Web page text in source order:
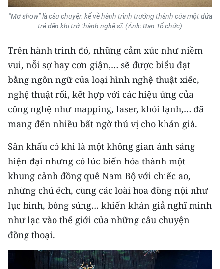
ĐỌC BÁO IN
ENGLISH
中文
FRANÇAIS
РУССКИЙ
ESPAÑOL
한국어
“Mơ show” là câu chuyện kể về hành trình trưởng thành của một đứa
trẻ đến khi trở thành nghệ sĩ. (Ảnh: Ban Tổ chức)
Trên hành trình đó, những cảm xúc như niềm
vui, nỗi sợ hay cơn giận,… sẽ được biểu đạt
bằng ngôn ngữ của loại hình nghệ thuật xiếc,
nghệ thuật rối, kết hợp với các hiệu ứng của
công nghệ như mapping, laser, khói lạnh,… đã
mang đến nhiều bất ngờ thú vị cho khán giả.
Sân khấu có khi là một không gian ánh sáng
hiện đại nhưng có lúc biến hóa thành một
khung cảnh đồng quê Nam Bộ với chiếc ao,
những chú ếch, cùng các loài hoa đồng nội như
lục bình, bông súng… khiến khán giả nghĩ mình
như lạc vào thế giới của những câu chuyện
đồng thoại.